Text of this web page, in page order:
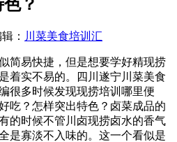
？
： 川菜美食培训汇
简易快捷，但是想要学好精现捞
着实不易的。四川遂宁川菜美食
很多时候发现现捞培训哪里便
吃？怎样突出特色？卤菜成品的
的时候不管川卤现捞卤水的香气
是寡淡不入味的。这一个看似是